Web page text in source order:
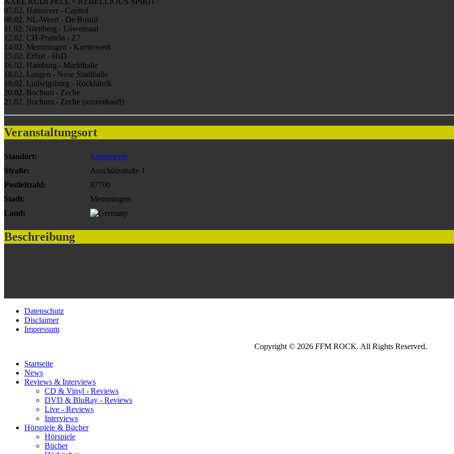
07.02. Hannover - Capitol
08.02. NL-Weert - De Bosuil
11.02. Nürnberg - Löwensaal
12.02. CH-Pratteln - Z7
14.02. Memmingen - Kaminwerk
15.02. Erfurt - HsD
16.02. Hamburg - Markthalle
18.02. Langen - Neue Stadthalle
19.02. Ludwigsburg - Rockfabrik
20.02. Bochum - Zeche
21.02. Bochum - Zeche (ausverkauft)
Veranstaltungsort
Standort:
Kaminwerk
Straße:
Anschützstraße 1
Postleitzahl:
87700
Stadt:
Memmingen
Land:
Beschreibung
Datenschutz
Disclaimer
Impressum
Copyright © 2026 FFM ROCK. All Rights Reserved.
Startseite
News
Reviews & Interviews
CD & Vinyl - Reviews
DVD & BluRay - Reviews
Live - Reviews
Interviews
Hörspiele & Bücher
Hörspiele
Bücher